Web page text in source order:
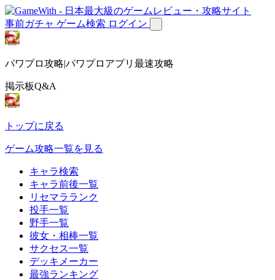
事前ガチャ ゲーム検索 ログイン
パワプロ攻略|パワプロアプリ最速攻略
掲示板Q&A
トップに戻る
ゲーム攻略一覧を見る
キャラ検索
キャラ前後一覧
リセマラランク
投手一覧
野手一覧
彼女・相棒一覧
サクセス一覧
デッキメーカー
最強ランキング